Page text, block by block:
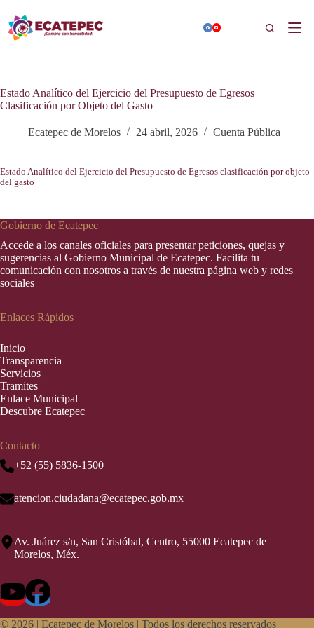
contenido
Buscar
Estado Analítico del Ejercicio del Presupuesto de Egresos
Clasificación por Objeto del Gasto
Ecatepec de Morelos 24 abril, 2026 Cuenta Pública
Estado Analítico del Ejercicio del Presupuesto de Egresos clasificación por objeto
del gasto
Gobierno de Ecatepec
Accede a los canales oficiales para presentar peticiones, quejas y
sugerencias al Gobierno Municipal de Ecatepec. Facilita tu
comunicación con nosotros a través de nuestra página web y redes
sociales
Enlaces Rápidos
Inicio
Transparencia
Servicios
Tramites
Enlace Municipal
Descubre Ecatepec
Contacto
+52 (55) 5836-1500
atencion.ciudadana@ecatepec.gob.mx
Av. Juárez s/n, San Cristóbal, Centro, 55000 Ecatepec de
Morelos, Méx.
© 2026 | Ecatepec de Morelos | Todos los derechos reservados |